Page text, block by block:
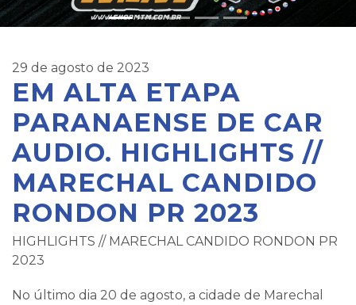
29 de agosto de 2023
EM ALTA ETAPA
PARANAENSE DE CAR
AUDIO. HIGHLIGHTS //
MARECHAL CANDIDO
RONDON PR 2023
HIGHLIGHTS // MARECHAL CANDIDO RONDON PR
2023
No último dia 20 de agosto, a cidade de Marechal